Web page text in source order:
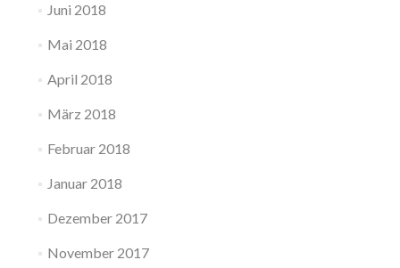
Juni 2018
Mai 2018
April 2018
März 2018
Februar 2018
Januar 2018
Dezember 2017
November 2017